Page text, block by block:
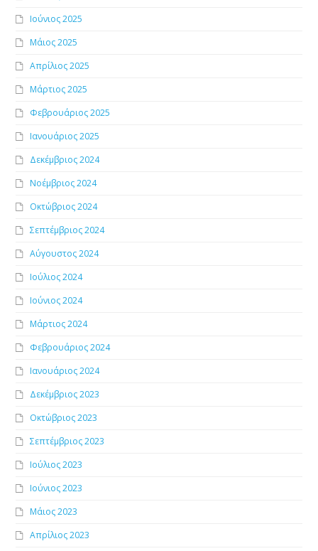
Ιούνιος 2025
Μάιος 2025
Απρίλιος 2025
Μάρτιος 2025
Φεβρουάριος 2025
Ιανουάριος 2025
Δεκέμβριος 2024
Νοέμβριος 2024
Οκτώβριος 2024
Σεπτέμβριος 2024
Αύγουστος 2024
Ιούλιος 2024
Ιούνιος 2024
Μάρτιος 2024
Φεβρουάριος 2024
Ιανουάριος 2024
Δεκέμβριος 2023
Οκτώβριος 2023
Σεπτέμβριος 2023
Ιούλιος 2023
Ιούνιος 2023
Μάιος 2023
Απρίλιος 2023